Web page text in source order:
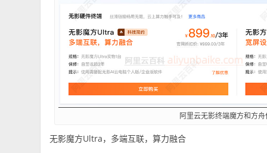
阿里云无影终端魔方和方
无影魔方Ultra，多端互联，算力融合